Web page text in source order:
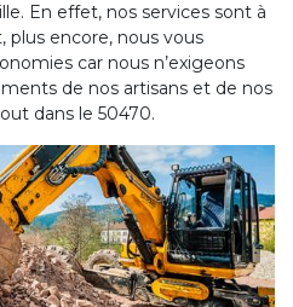
En effet, nos services sont à
plus encore, nous vous
car nous n’exigeons
de nos artisans et de nos
dans le 50470.